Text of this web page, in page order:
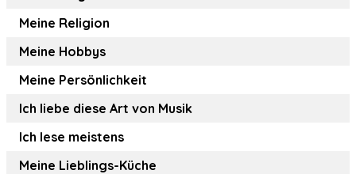
Meine Religion
Meine Hobbys
Meine Persönlichkeit
Ich liebe diese Art von Musik
Ich lese meistens
Meine Lieblings-Küche